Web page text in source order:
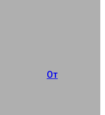
От